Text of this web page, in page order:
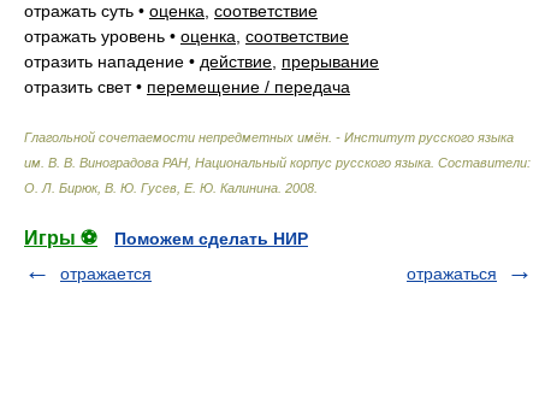
отражать суть • оценка соответствие
отражать уровень • оценка соответствие
отразить нападение • действие прерывание
отразить свет• перемещение / передача
Глагольной сочетаемости непредметных имён. - Институт русского языка
им. В. В. Виноградова РАН, Национальный корпус русского языка Составители:
О. Л. Бирюк, В. Ю. Гусев, Е. Ю. Калинина 2008
Игры ⚽
Поможем сделать НИР
отражается
отражаться